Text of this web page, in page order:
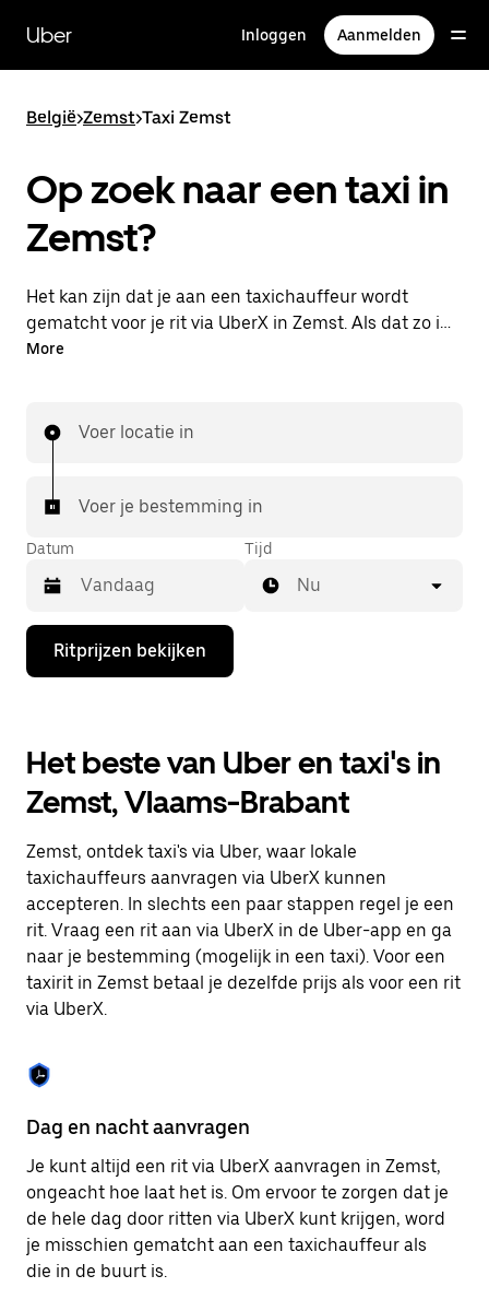
naar
hoofdinhoud
Uber Inloggen Aanmelden
België>Zemst>Taxi Zemst
Op zoek naar een taxi in
Zemst?
Het kan zijn dat je aan een taxichauffeur wordt
gematcht voor je rit via UberX in Zemst. Als dat zo is,
profiteer je van dezelfde 24/7 beschikbaarheid en
More
Voer locatie in
Voer je bestemming in
Datum
Druk
de
de
agenda
te
openen
een
datum
selecteren.
Druk
op
Escape
om
de
sluiten.
Tijd
Nu
Ritprijzen bekijken
Het beste van Uber en taxi's in
Zemst, Vlaams-Brabant
Zemst, ontdek taxi's via Uber, waar lokale
taxichauffeurs aanvragen via UberX kunnen
accepteren. In slechts een paar stappen regel je een
rit. Vraag een rit aan via UberX in de Uber-app en ga
naar je bestemming (mogelijk in een taxi). Voor een
taxirit in Zemst betaal je dezelfde prijs als voor een rit
via UberX.
Dag en nacht aanvragen
Je kunt altijd een rit via UberX aanvragen in Zemst,
ongeacht hoe laat het is. Om ervoor te zorgen dat je
de hele dag door ritten via UberX kunt krijgen, word
je misschien gematcht aan een taxichauffeur als
die in de buurt is.